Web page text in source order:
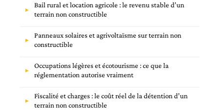
Bail rural et location agricole : le revenu stable d’un
terrain non constructible
Panneaux solaires et agrivoltaïsme sur terrain non
constructible
Occupations légères et écotourisme : ce que la
réglementation autorise vraiment
Fiscalité et charges : le coût réel de la détention d’un
terrain non constructible